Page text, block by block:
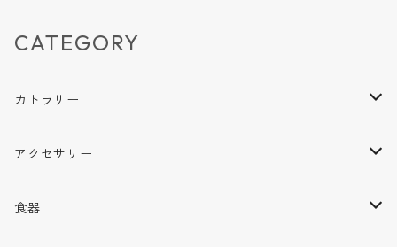
CATEGORY
カトラリー
箸
乾漆（滑らない箸）
アクセサリー
ペンダント
食器